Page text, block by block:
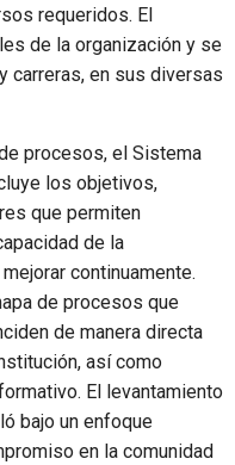
requeridos. El
de la organización y se
carreras, en sus diversas
procesos, el Sistema
los objetivos,
que permiten
de la
continuamente.
de procesos que
de manera directa
así como
El levantamiento
bajo un enfoque
en la comunidad